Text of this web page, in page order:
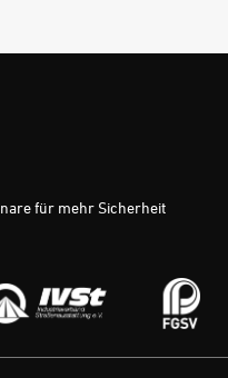
für mehr Sicherheit